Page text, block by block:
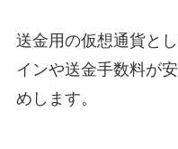
送金用の仮想通貨と
インや送金手数料が
めします。